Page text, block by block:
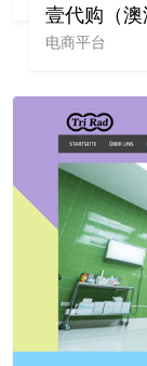
壹代购（澳
电商平台